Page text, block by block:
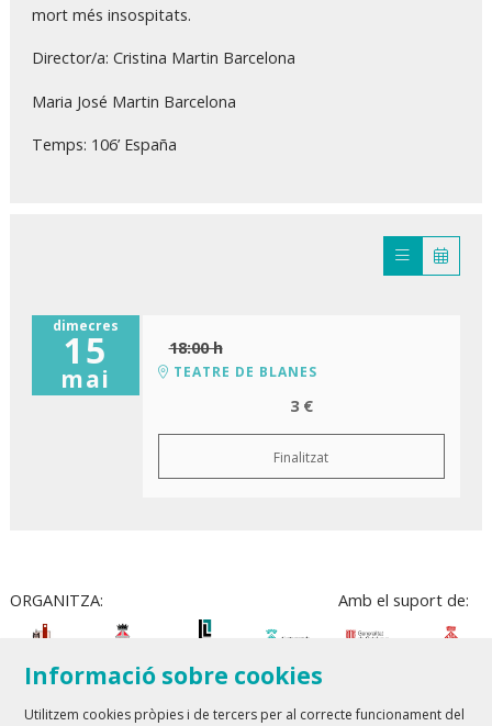
mort més insospitats.
Director/a: Cristina Martin Barcelona
Maria José Martin Barcelona
Temps: 106’ España
dimecres
15
mai
18:00 h
TEATRE DE BLANES
3 €
Finalitzat
ORGANITZA: Amb el suport de:
Informació sobre cookies
Utilitzem cookies pròpies i de tercers per al correcte funcionament del